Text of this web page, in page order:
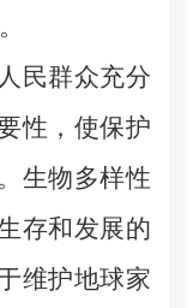
民群众充分
性，使保护
生物多样性
存和发展的
维护地球家